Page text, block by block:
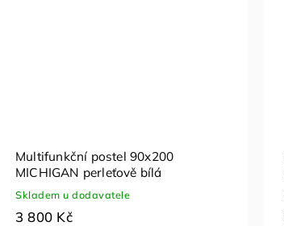
Multifunkční postel 90x200
MICHIGAN perleťově bílá
Skladem u dodavatele
3 800 Kč